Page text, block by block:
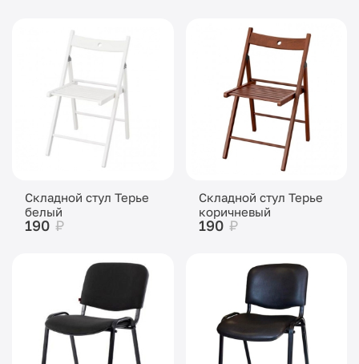
Складной стул Терье
белый
190 ₽
Складной стул Терье
коричневый
190 ₽